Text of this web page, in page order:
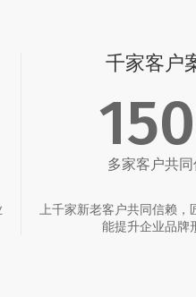
千家客户
多家客户共
上千家新老客户共同信赖，
能提升企业品牌